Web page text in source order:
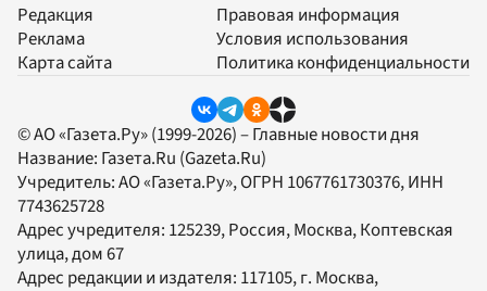
Редакция
Реклама
Карта сайта
Правовая информация
Условия использования
Политика конфиденциальности
© АО «Газета.Ру» (1999-2026) – Главные новости дня
Название: Газета.Ru (Gazeta.Ru)
Учредитель:АО «Газета.Ру», ОГРН 1067761730376, ИНН
7743625728
Адрес учредителя: 125239, Россия, Москва, Коптевская
улица, дом 67
Адрес редакции и издателя: 117105, г. Москва,